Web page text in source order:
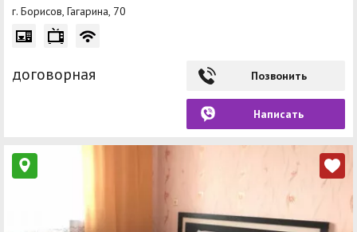
г. Борисов, Гагарина, 70
договорная Позвонить
Написать